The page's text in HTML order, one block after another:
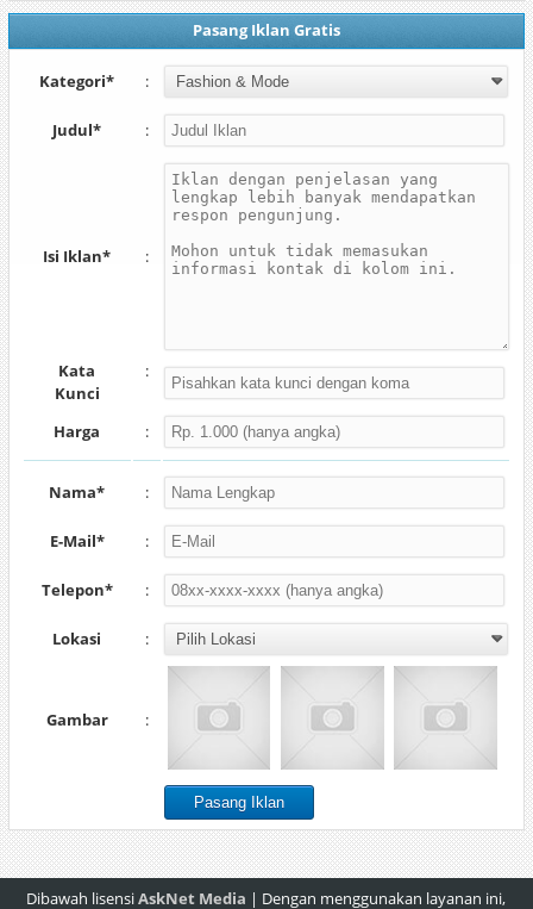
Pasang Iklan Gratis
Kategori* :
Judul* :
Isi Iklan* :
Kata
Kunci
:
Harga :
Nama* :
E-Mail* :
Telepon* :
Lokasi :
Gambar :
Dibawah lisensiAskNet Media | Dengan menggunakan layanan ini,